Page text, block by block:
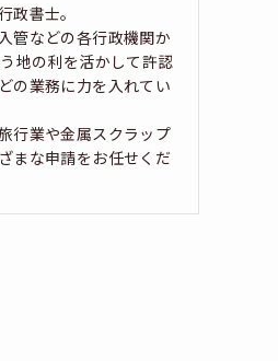
政書士。
管などの各行政機関か
地の利を活かして許認
の業務に力を入れてい
行業や金属スクラップ
まな申請をお任せくだ